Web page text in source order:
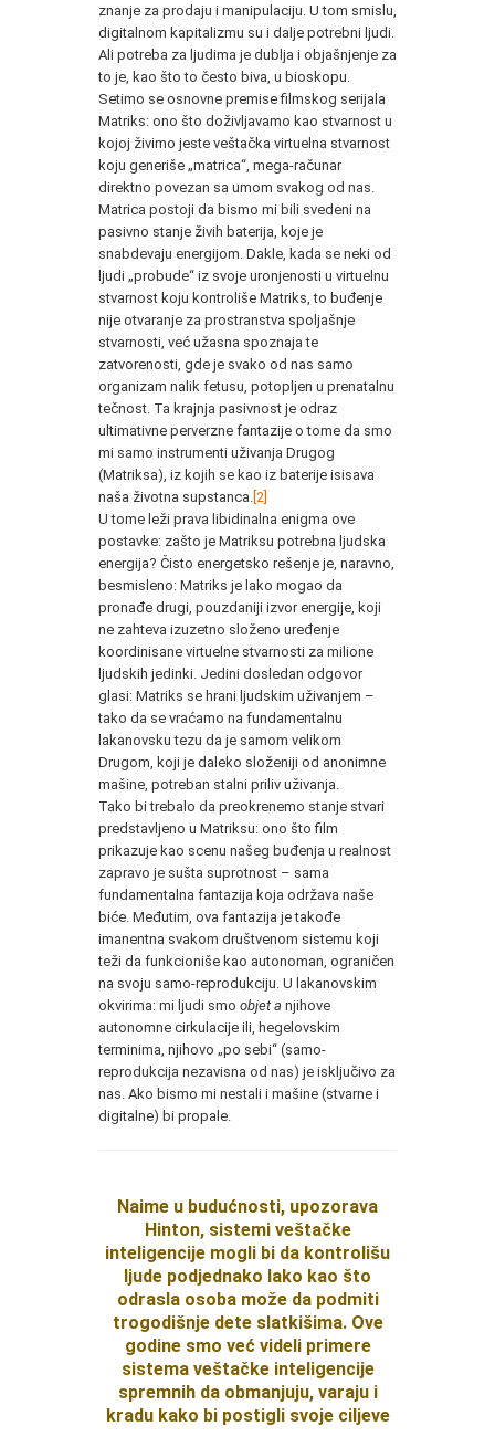
znanje za prodaju i manipulaciju. U tom smislu,
digitalnom kapitalizmu su i dalje potrebni ljudi.
Ali potreba za ljudima je dublja i objašnjenje za
to je, kao što to često biva, u bioskopu.
Setimo se osnovne premise filmskog serijala
Matriks: ono što doživljavamo kao stvarnost u
kojoj živimo jeste veštačka virtuelna stvarnost
koju generiše „matrica“, mega-računar
direktno povezan sa umom svakog od nas.
Matrica postoji da bismo mi bili svedeni na
pasivno stanje živih baterija, koje je
snabdevaju energijom. Dakle, kada se neki od
ljudi „probude“ iz svoje uronjenosti u virtuelnu
stvarnost koju kontroliše Matriks, to buđenje
nije otvaranje za prostranstva spoljašnje
stvarnosti, već užasna spoznaja te
zatvorenosti, gde je svako od nas samo
organizam nalik fetusu, potopljen u prenatalnu
tečnost. Ta krajnja pasivnost je odraz
ultimativne perverzne fantazije o tome da smo
mi samo instrumenti uživanja Drugog
(Matriksa), iz kojih se kao iz baterije isisava
naša životna supstanca. [2]
U tome leži prava libidinalna enigma ove
postavke: zašto je Matriksu potrebna ljudska
energija? Čisto energetsko rešenje je, naravno,
besmisleno: Matriks je lako mogao da
pronađe drugi, pouzdaniji izvor energije, koji
ne zahteva izuzetno složeno uređenje
koordinisane virtuelne stvarnosti za milione
ljudskih jedinki. Jedini dosledan odgovor
glasi: Matriks se hrani ljudskim uživanjem –
tako da se vraćamo na fundamentalnu
lakanovsku tezu da je samom velikom
Drugom, koji je daleko složeniji od anonimne
mašine, potreban stalni priliv uživanja.
Tako bi trebalo da preokrenemo stanje stvari
predstavljeno u Matriksu: ono što film
prikazuje kao scenu našeg buđenja u realnost
zapravo je sušta suprotnost – sama
fundamentalna fantazija koja održava naše
biće. Međutim, ova fantazija je takođe
imanentna svakom društvenom sistemu koji
teži da funkcioniše kao autonoman, ograničen
na svoju samo-reprodukciju. U lakanovskim
okvirima: mi ljudi smo objet a njihove
autonomne cirkulacije ili, hegelovskim
terminima, njihovo „po sebi“ (samo-
reprodukcija nezavisna od nas) je isključivo za
nas. Ako bismo mi nestali i mašine (stvarne i
digitalne) bi propale.
Naime u budućnosti, upozorava
Hinton, sistemi veštačke
inteligencije mogli bi da kontrolišu
ljude podjednako lako kao što
odrasla osoba može da podmiti
trogodišnje dete slatkišima. Ove
godine smo već videli primere
sistema veštačke inteligencije
spremnih da obmanjuju, varaju i
kradu kako bi postigli svoje ciljeve